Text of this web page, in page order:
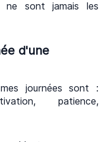
ne sont jamais les
d'une
journées sont :
patience,